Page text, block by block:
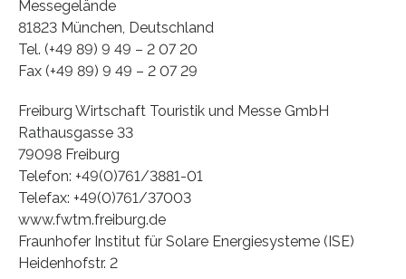
Messegelände
81823 München, Deutschland
Tel. (+49 89) 9 49 – 2 07 20
Fax (+49 89) 9 49 – 2 07 29
Freiburg Wirtschaft Touristik und Messe GmbH
Rathausgasse 33
79098 Freiburg
Telefon: +49(0)761/3881-01
Telefax: +49(0)761/37003
www.fwtm.freiburg.de
Fraunhofer Institut für Solare Energiesysteme (ISE)
Heidenhofstr. 2